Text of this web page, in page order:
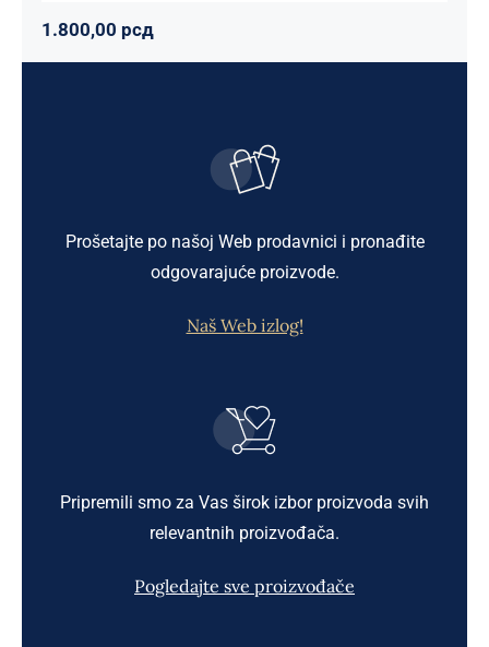
1.800,00 рсд
Prošetajte po našoj Web prodavnici i pronađite
odgovarajuće proizvode.
Naš Web izlog!
Pripremili smo za Vas širok izbor proizvoda svih
relevantnih proizvođača.
Pogledajte sve proizvođače